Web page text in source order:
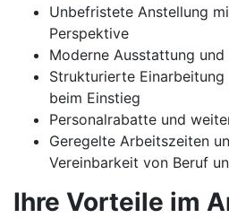
Unbefristete Anstellung
Perspektive
Moderne Ausstattung
Strukturierte
beim Einstieg
Personalrabatte und
Geregelte Arbeitszeiten
Vereinbarkeit von Beruf
Ihre Vorteile im